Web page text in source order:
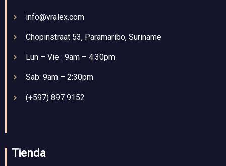
info@vralex.com
Chopinstraat 53, Paramaribo, Suriname
Lun – Vie : 9am – 4:30pm
Sab: 9am – 2:30pm
(+597) 897 9152
Tienda